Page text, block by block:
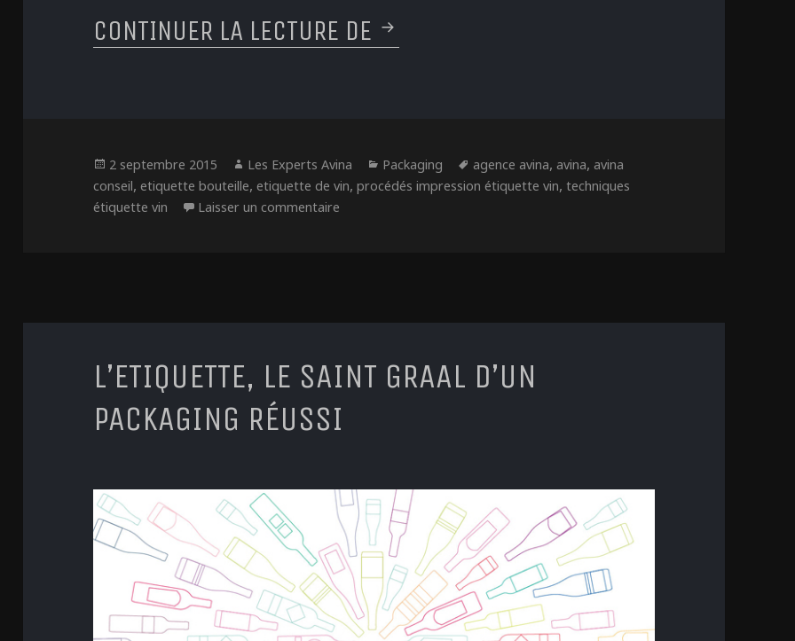
CONTINUER LA LECTURE DE SEPTEMBRE : L’ÉTIQUETTE ET SES
Publié
le
2 septembre 2015 Auteur
Les Experts Avina Catégories
Packaging Étiquettes
agence avina, avina, avina
conseil,etiquette bouteille,etiquette de vin,procédés impression étiquette vin,techniques
étiquette vin
Laisser un commentaire
L’ETIQUETTE, LE SAINT GRAAL D’UN
PACKAGING RÉUSSI